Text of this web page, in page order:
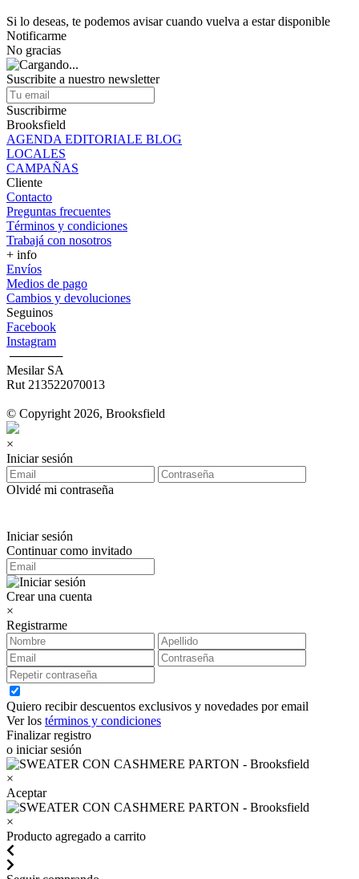
Si lo deseas, te podemos avisar cuando vuelva a estar disponible
Notificarme
No gracias
Suscribite a nuestro newsletter
Suscribirme
Brooksfield
AGENDA EDITORIALE BLOG
LOCALES
CAMPAÑAS
Cliente
Contacto
Preguntas frecuentes
Términos y condiciones
Trabajá con nosotros
+ info
Envíos
Medios de pago
Cambios y devoluciones
Seguinos
Facebook
Instagram
‎ ──────
Mesilar SA
Rut 213522070013
© Copyright 2026, Brooksfield
×
Iniciar sesión
Olvidé mi contraseña
Iniciar sesión
Continuar como invitado
Crear una cuenta
×
Registrarme
Quiero recibir descuentos exclusivos y novedades por email
Ver los términos y condiciones
Finalizar registro
o iniciar sesión
×
Aceptar
×
Producto agregado a carrito